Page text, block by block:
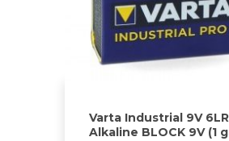
Varta Industrial 9V
Alkaline BLOCK 9V (1